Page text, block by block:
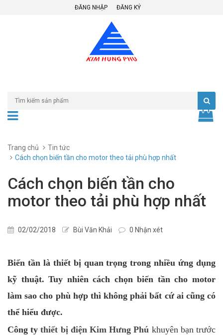
ĐĂNG NHẬP ĐĂNG KÝ
Trang chủ
Tin tức
Cách chọn biến tần cho motor theo tải phù hợp nhất
Cách chọn biến tần cho
motor theo tải phù hợp nhất
02/02/2018 Bùi Văn Khải 0 Nhận xét
Biến tần là thiết bị quan trọng trong nhiều ứng dụng
kỹ thuật. Tuy nhiên cách chọn biến tần cho motor
làm sao cho phù hợp thì không phải bất cứ ai cũng có
thể hiểu được.
Công tythiết bị điện Kim Hưng Phú khuyên bạn trước